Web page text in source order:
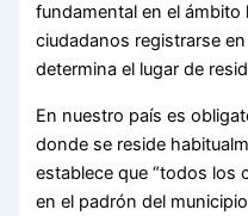
fundamental en el ámbito
ciudadanos registrarse
determina el lugar de
En nuestro país es
donde se reside
establece que “todos los
en el padrón del